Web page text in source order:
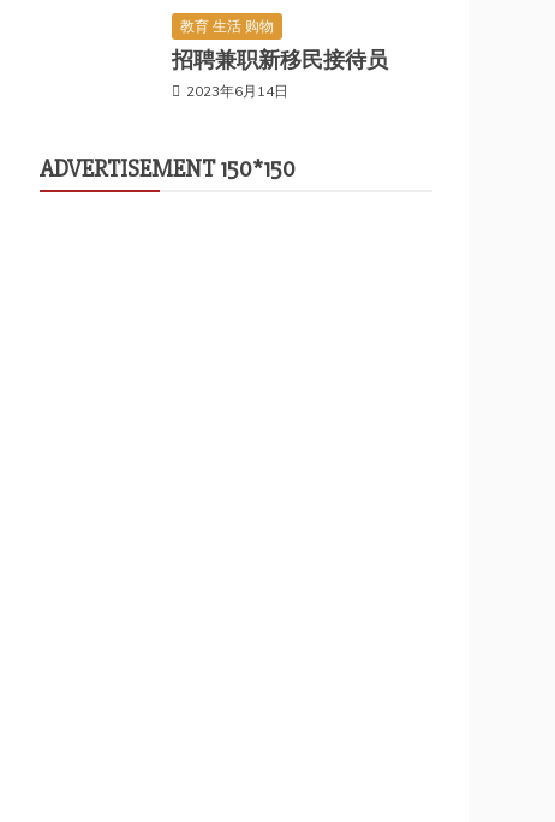
教育 生活 购物
招聘兼职新移民接待员
2023年6月14日
ADVERTISEMENT 150*150